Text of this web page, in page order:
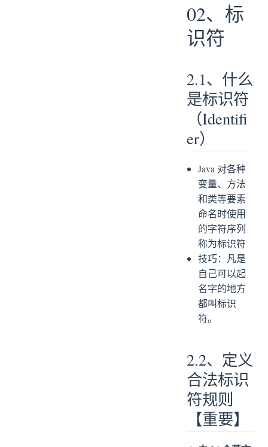
02、标
识符
2.1、什么
是标识符
（Identifi
er）
Java 对各种
变量、方法
和类等要素
命名时使用
的字符序列
称为标识符
技巧：凡是
自己可以起
名字的地方
都叫标识
符。
2.2、定义
合法标识
符规则
【重要】